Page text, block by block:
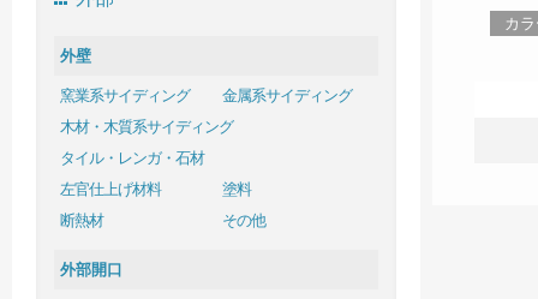
外壁
窯業系サイディング
金属系サイディング
木材・木質系サイディング
タイル・レンガ・石材
左官仕上げ材料
塗料
断熱材
その他
外部開口
カ